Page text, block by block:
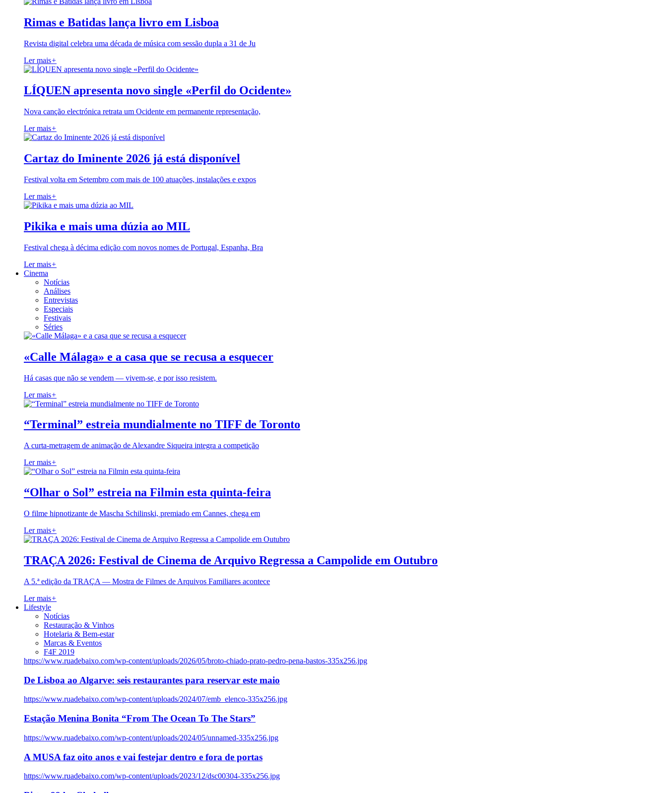
Rimas e Batidas lança livro em Lisboa
Revista digital celebra uma década de música com sessão dupla a 31 de Ju
Ler mais+
LÍQUEN apresenta novo single «Perfil do Ocidente»
Nova canção electrónica retrata um Ocidente em permanente representação,
Ler mais+
Cartaz do Iminente 2026 já está disponível
Festival volta em Setembro com mais de 100 atuações, instalações e expos
Ler mais+
Pikika e mais uma dúzia ao MIL
Festival chega à décima edição com novos nomes de Portugal, Espanha, Bra
Ler mais+
Cinema
Notícias
Análises
Entrevistas
Especiais
Festivais
Séries
«Calle Málaga» e a casa que se recusa a esquecer
Há casas que não se vendem — vivem-se, e por isso resistem.
Ler mais+
“Terminal” estreia mundialmente no TIFF de Toronto
A curta-metragem de animação de Alexandre Siqueira integra a competição
Ler mais+
“Olhar o Sol” estreia na Filmin esta quinta-feira
O filme hipnotizante de Mascha Schilinski, premiado em Cannes, chega em
Ler mais+
TRAÇA 2026: Festival de Cinema de Arquivo Regressa a Campolide em Outubro
A 5.ª edição da TRAÇA — Mostra de Filmes de Arquivos Familiares acontece
Ler mais+
Lifestyle
Notícias
Restauração & Vinhos
Hotelaria & Bem-estar
Marcas & Eventos
F4F 2019
https://www.ruadebaixo.com/wp-content/uploads/2026/05/broto-chiado-prato-pedro-pena-bastos-335x256.jpg
De Lisboa ao Algarve: seis restaurantes para reservar este maio
https://www.ruadebaixo.com/wp-content/uploads/2024/07/emb_elenco-335x256.jpg
Estação Menina Bonita “From The Ocean To The Stars”
https://www.ruadebaixo.com/wp-content/uploads/2024/05/unnamed-335x256.jpg
A MUSA faz oito anos e vai festejar dentro e fora de portas
https://www.ruadebaixo.com/wp-content/uploads/2023/12/dsc00304-335x256.jpg